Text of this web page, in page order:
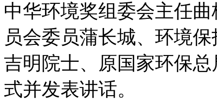
中华环境奖组委会主任
员会委员蒲长城、环境
吉明院士、原国家环保
式并发表讲话。